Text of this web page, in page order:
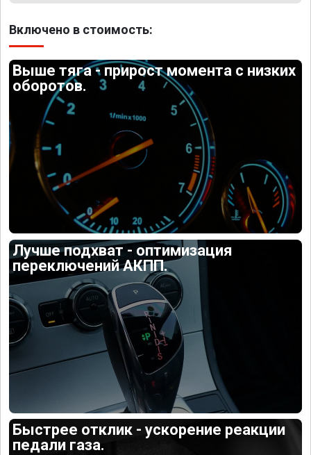
Включено в стоимость:
Выше тяга - прирост момента с низких
оборотов.
Лучше подхват - оптимизация
переключений АКПП.
Быстрее отклик - ускорение реакции
педали газа.